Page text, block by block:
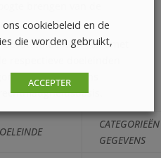
de door Abrumet
respectieve doeleinden
van gegevens
GEGEVENS
cookiebeleid en de
die worden gebruikt,
ACCEPTER